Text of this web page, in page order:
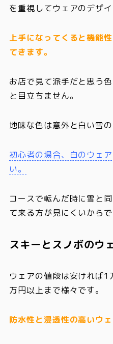
を重視してウェアのデザ
上手になってくると機能
てきます。
お店で見て派手だと思う
と目立ちません。
地味な色は意外と白い雪の
初心者の場合、白のウェ
い。
コースで転んだ時に雪と
て来る方が見にくいからで
スキーとスノボのウ
ウェアの値段は安ければ
万円以上まで様々です。
防水性と浸透性の高いウ